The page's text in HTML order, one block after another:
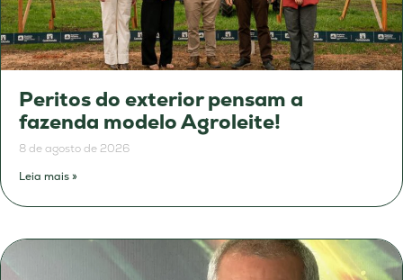
Peritos do exterior pensam a
fazenda modelo Agroleite!
8 de agosto de 2026
Leia mais »